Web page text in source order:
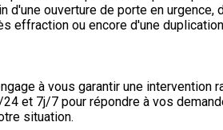
ouverture de porte en urgence,
effraction ou encore d'une
à vous garantir une intervention
et 7j/7 pour répondre à vos
situation.